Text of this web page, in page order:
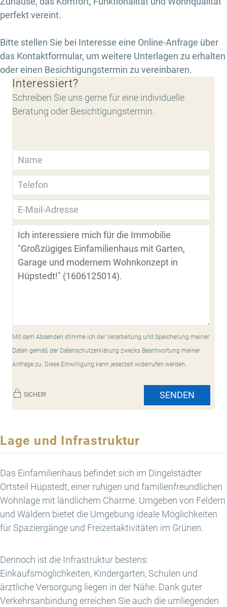
perfekt vereint.
Bitte stellen Sie bei Interesse eine Online-Anfrage über
das Kontaktformular, um weitere Unterlagen zu erhalten
oder einen Besichtigungstermin zu vereinbaren.
Interessiert?
Schreiben Sie uns gerne für eine individuelle
Beratung oder Besichtigungstermin.
Mit dem Absenden stimme ich der Verarbeitung und Speicherung meiner
Daten gemäß der Datenschutzerklärung zwecks Beantwortung meiner
Anfrage zu. Diese Einwilligung kann jederzeit widerrufen werden.
SICHER! SENDEN
Lage und Infrastruktur
Das Einfamilienhaus befindet sich im Dingelstädter
Ortsteil Hüpstedt, einer ruhigen und familienfreundlichen
Wohnlage mit ländlichem Charme. Umgeben von Feldern
und Wäldern bietet die Umgebung ideale Möglichkeiten
für Spaziergänge und Freizeitaktivitäten im Grünen.
Dennoch ist die Infrastruktur bestens:
Einkaufsmöglichkeiten, Kindergarten, Schulen und
ärztliche Versorgung liegen in der Nähe. Dank guter
Verkehrsanbindung erreichen Sie auch die umliegenden